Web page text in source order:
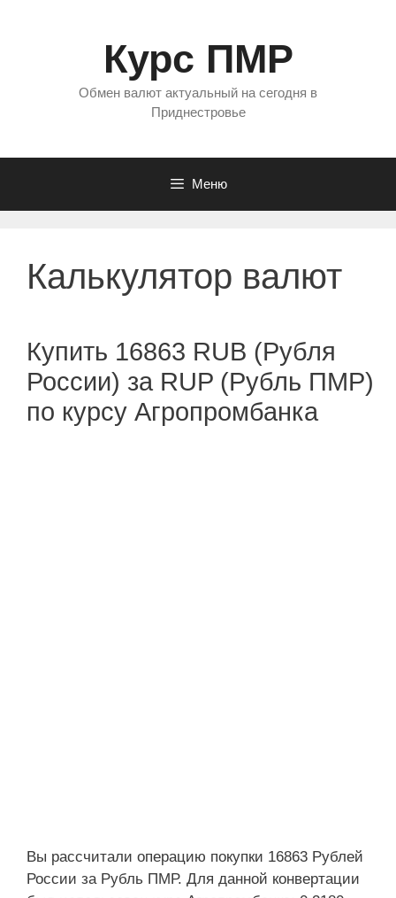
Курс ПМР
Обмен валют актуальный на сегодня в
Приднестровье
Меню
Калькулятор валют
Купить 16863 RUB (Рубля
России) за RUP (Рубль ПМР)
по курсу Агропромбанка
Вы рассчитали операцию покупки 16863 Рублей
России за Рубль ПМР. Для данной конвертации